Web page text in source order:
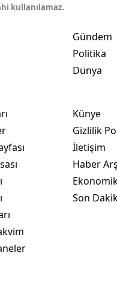
kullanılamaz.
Gündem
Politika
Dünya
Künye
Gizlilik
İletişim
Haber
Son